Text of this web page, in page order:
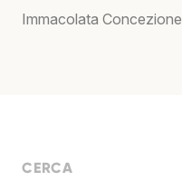
Immacolata Concezione
CERCA